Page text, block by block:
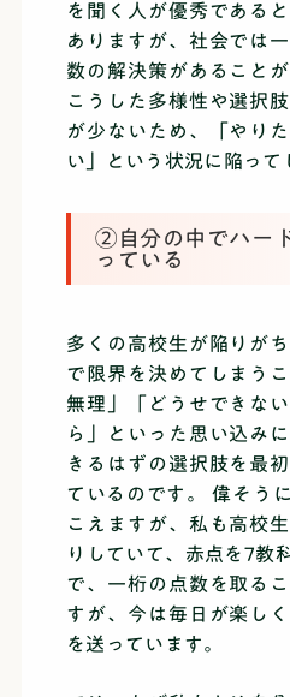
を聞く人が優秀である
ありますが、社会では
数の解決策があること
こうした多様性や選択
が少ないため、「やり
い」という状況に陥って
②自分の中でハー
っている
多くの高校生が陥りが
で限界を決めてしまう
無理」「どうせできな
ら」といった思い込み
きるはずの選択肢を最
ているのです。 偉そう
こえますが、私も高校
りしていて、赤点を7教
で、一桁の点数を取る
すが、今は毎日が楽し
を送っています。